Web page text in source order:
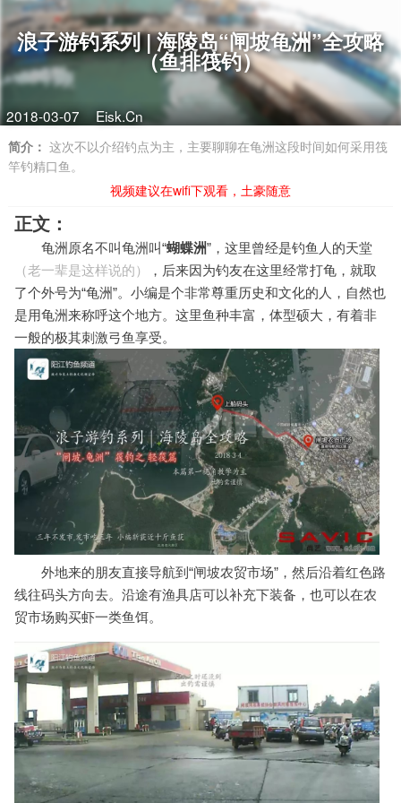
浪子游钓系列 | 海陵岛“闸坡龟洲”全攻略
（鱼排筏钓）
2018-03-07 Eisk.Cn
简介： 这次不以介绍钓点为主，主要聊聊在龟洲这段时间如何采用筏
竿钓精口鱼。
视频建议在wifi下观看，土豪随意
正文：
龟洲原名不叫龟洲叫“蝴蝶洲”，这里曾经是钓鱼人的天堂
（老一辈是这样说的）
，后来因为钓友在这里经常打龟，就取
了个外号为“龟洲”。小编是个非常尊重历史和文化的人，自然也
是用龟洲来称呼这个地方。 这里鱼种丰富，体型硕大，有着非
一般的极其刺激弓鱼享受。
外地来的朋友直接导航到“闸坡农贸市场”，然后沿着红色路
线往码头方向去。沿途有渔具店可以补充下装备，也可以在农
贸市场购买虾一类鱼饵。